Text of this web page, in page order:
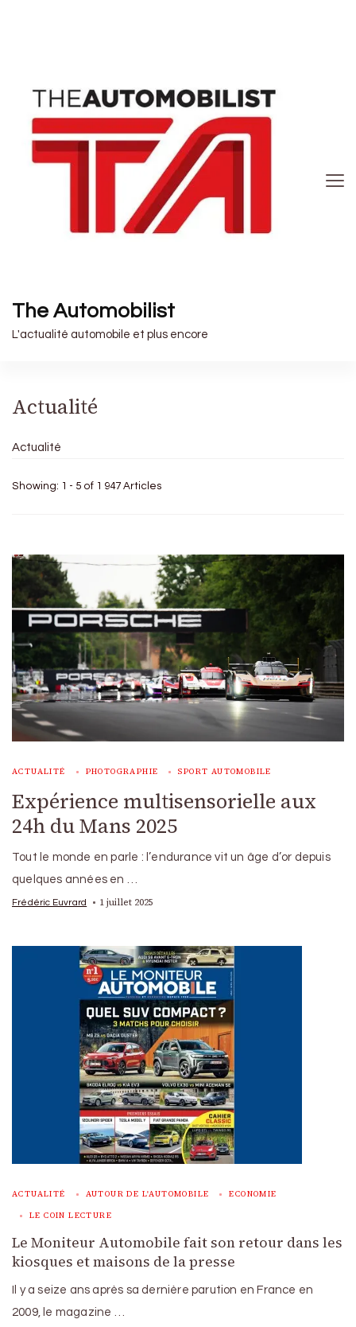
The Automobilist
L'actualité automobile et plus encore
Actualité
Actualité
Showing: 1 - 5 of 1 947 Articles
ACTUALITÉ PHOTOGRAPHIE SPORT AUTOMOBILE
Expérience multisensorielle aux
24h du Mans 2025
Tout le monde en parle : l’endurance vit un âge d’or depuis
quelques années en …
Frédéric Euvrard 1 juillet 2025
ACTUALITÉ AUTOUR DE L'AUTOMOBILE ECONOMIE
LE COIN LECTURE
Le Moniteur Automobile fait son retour dans les
kiosques et maisons de la presse
Il y a seize ans après sa dernière parution en France en
2009, le magazine …